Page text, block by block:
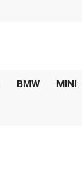
BMW MINI